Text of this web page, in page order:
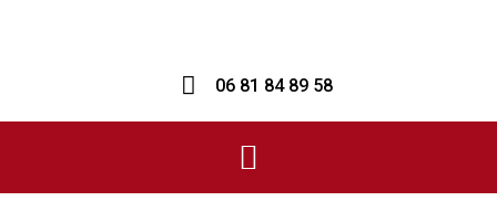
06 81 84 89 58